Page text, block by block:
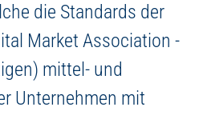
die Standards der
Market Association -
mittel- und
Unternehmen mit